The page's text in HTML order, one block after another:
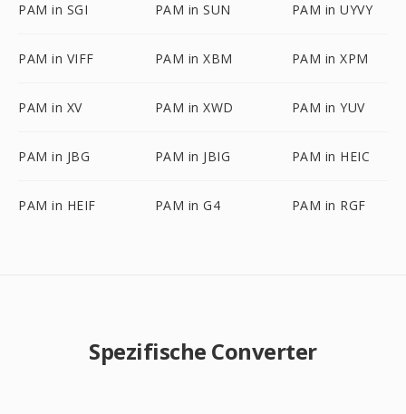
PAM in SGI PAM in SUN PAM in UYVY
PAM in VIFF PAM in XBM PAM in XPM
PAM in XV PAM in XWD PAM in YUV
PAM in JBG PAM in JBIG PAM in HEIC
PAM in HEIF PAM in G4 PAM in RGF
Spezifische Converter